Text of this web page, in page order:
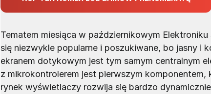
Tematem miesiąca w październikowym
się niezwykle popularne i poszukiwane, bo jasny
ekranem dotykowym jest tym samym centralnym
z mikrokontrolerem jest pierwszym
rynek wyświetlaczy rozwija się bardzo